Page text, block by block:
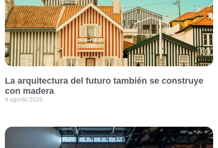
La arquitectura del futuro también se construye
con madera
9 agosto 2026